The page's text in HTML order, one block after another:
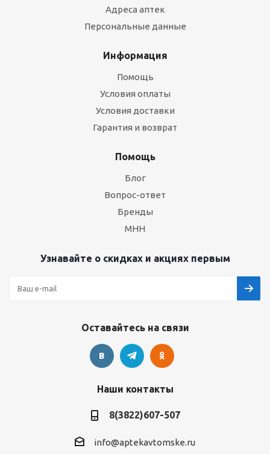
Адреса аптек
Персональные данные
Информация
Помощь
Условия оплаты
Условия доставки
Гарантия и возврат
Помощь
Блог
Вопрос-ответ
Бренды
МНН
Узнавайте о скидках и акциях первым
Оставайтесь на связи
Наши контакты
8(3822)607-507
info@aptekavtomske.ru